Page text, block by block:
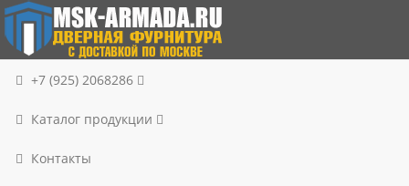
+7 (925) 2068286
Каталог продукции
Контакты